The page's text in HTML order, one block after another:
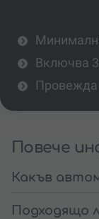
Включва
Провежда
Повече
Какъв
Подходящо